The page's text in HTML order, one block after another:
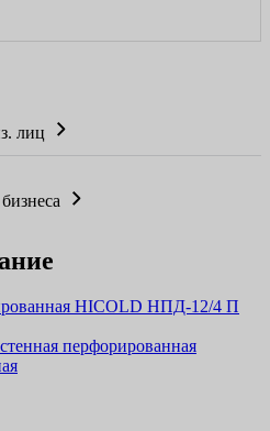
лиц
перфорированная